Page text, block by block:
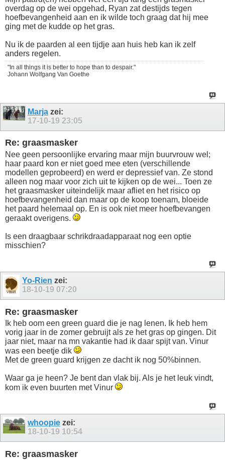
overdag op de wei opgehad, Ryan zat destijds tegen
hoefbevangenheid aan en ik wilde toch graag dat hij mee
ging met de kudde op het gras.
Nu ik de paarden al een tijdje aan huis heb kan ik zelf
anders regelen.
"In all things it is better to hope than to despair."
Johann Wolfgang Van Goethe
Marja zei:
17-10-19 23:05
Re: graasmasker
Nee geen persoonlijke ervaring maar mijn buurvrouw wel;
haar paard kon er niet goed mee eten (verschillende
modellen geprobeerd) en werd er depressief van. Ze stond
alleen nog maar voor zich uit te kijken op de wei... Toen ze
het graasmasker uiteindelijk maar afliet en het risico op
hoefbevangenheid dan maar op de koop toenam, bloeide
het paard helemaal op. En is ook niet meer hoefbevangen
geraakt overigens.
Is een draagbaar schrikdraadapparaat nog een optie
misschien?
Yo-Rien zei:
18-10-19 07:20
Re: graasmasker
Ik heb oom een green guard die je nag lenen. Ik heb hem
vorig jaar in de zomer gebruijt als ze het gras op gingen. Dit
jaar niet, maar na mn vakantie had ik daar spijt van. Vinur
was een beetje dik
Met de green guard krijgen ze dacht ik nog 50%binnen.
Waar ga je heen? Je bent dan vlak bij. Als je het leuk vindt,
kom ik even buurten met Vinur
whoopie zei:
18-10-19 10:54
Re: graasmasker